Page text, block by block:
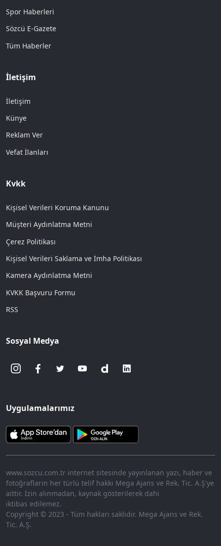
Spor Haberleri
Sözcü E-Gazete
Tüm Haberler
İletişim
İletişim
Künye
Reklam Ver
Vefat İlanları
Kvkk
Kişisel Verileri Koruma Kanunu
Müşteri Aydınlatma Metni
Çerez Politikası
Kişisel Verileri Saklama ve İmha Politikası
Kamera Aydınlatma Metni
KVKK Başvuru Formu
RSS
Sosyal Medya
Uygulamalarımız
www.sozcu.com.tr internet sitesinde yayınlanan yazı, haber ve
fotoğrafların her türlü telif hakkı Mega Ajans ve Rek. Tic. A.Ş'ye
aittir. İzin alınmadan, kaynak gösterilerek dahi
iktibas edilemez.
Copyright © 2023 - Tüm hakları saklıdır. Mega Ajans ve Rek.
Tic. A.Ş.